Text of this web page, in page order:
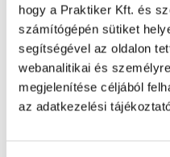
hogy a Praktiker Kft. és
számítógépén sütiket
segítségével az oldalon
webanalitikai és
megjelenítése céljából
az adatkezelési